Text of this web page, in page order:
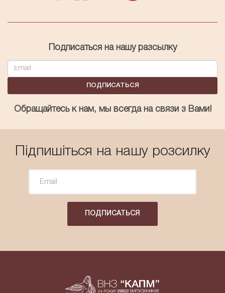
Подписаться на нашу разсылку
ПОДПИСАТЬСЯ
Обращайтесь к нам, мы всегда на связи з Вами!
Підпишіться на нашу розсилку
ПОДПИСАТЬСЯ